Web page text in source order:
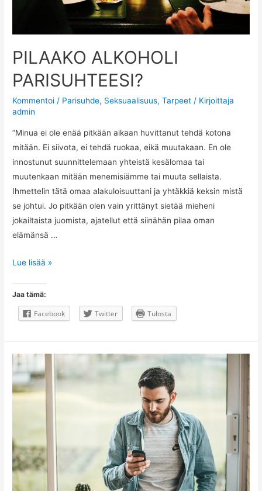
PILAAKO ALKOHOLI
PARISUHTEESI?
Kommentoi / Parisuhde, Seksuaalisuus,Tarpeet / Kirjoittaja
admin
”Minua ei ole enää pitkään aikaan huvittanut tehdä kotona
mitään. Ei siivota, ei tehdä ruokaa, eikä muutakaan. En ole
innostunut suunnittelemaan yhteistä kesälomaa tai
muutenkaan mitään menemisiämme tai muuta sellaista.
Ihmettelin tätä omaa alakuloisuuttani ja yhtäkkiä keksin mistä
se johtui. Jo pitkään olen vain yrittänyt sietää mieheni
jokailtaista juomista, ajatellut että siinähän pilaa oman
elämänsä …
PILAAKO
PARISUHTEESI?
Lue lisää »
Jaa tämä:
Facebook Twitter Tulosta